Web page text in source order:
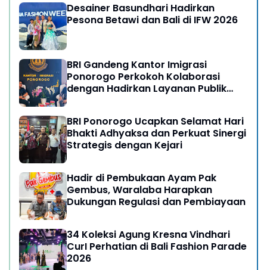
Desainer Basundhari Hadirkan
Pesona Betawi dan Bali di IFW 2026
BRI Gandeng Kantor Imigrasi
Ponorogo Perkokoh Kolaborasi
dengan Hadirkan Layanan Publik
BRI Ponorogo Ucapkan Selamat Hari
Bhakti Adhyaksa dan Perkuat Sinergi
Strategis dengan Kejari
Hadir di Pembukaan Ayam Pak
Gembus, Waralaba Harapkan
Dukungan Regulasi dan Pembiayaan
34 Koleksi Agung Kresna Vindhari
CurI Perhatian di Bali Fashion Parade
2026